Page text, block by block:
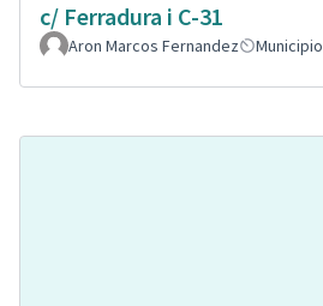
c/ Ferradura i C-31
Aron Marcos Fernandez Municipio